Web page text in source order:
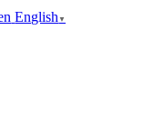
English ▼